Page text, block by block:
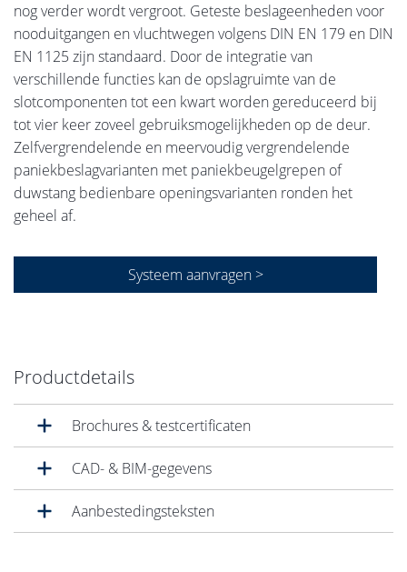
nog verder wordt vergroot. Geteste beslageenheden voor
nooduitgangen en vluchtwegen volgens DIN EN 179 en DIN
EN 1125 zijn standaard. Door de integratie van
verschillende functies kan de opslagruimte van de
slotcomponenten tot een kwart worden gereduceerd bij
tot vier keer zoveel gebruiksmogelijkheden op de deur.
Zelfvergrendelende en meervoudig vergrendelende
paniekbeslagvarianten met paniekbeugelgrepen of
duwstang bedienbare openingsvarianten ronden het
geheel af.
Systeem aanvragen >
Productdetails
Brochures & testcertificaten
CAD- & BIM-gegevens
Aanbestedingsteksten